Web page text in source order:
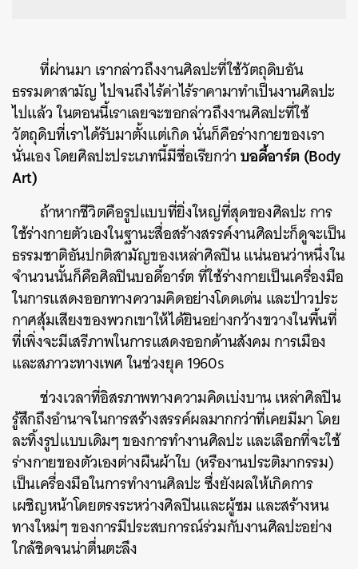
ที่ผ่านมา เรากล่าวถึงงานศิลปะที่ใช้วัตถุดิบอัน
ธรรมดาสามัญ ไปจนถึงไร้ค่าไร้ราคามาทำเป็นงานศิลปะ
ไปแล้ว ในตอนนี้เราเลยจะขอกล่าวถึงงานศิลปะที่ใช้
วัตถุดิบที่เราได้รับมาตั้งแต่เกิด นั่นก็คือร่างกายของเรา
นั่นเอง โดยศิลปะประเภทนี้มีชื่อเรียกว่าบอดี้อาร์ต (Body
Art)
ถ้าหากชีวิตคือรูปแบบที่ยิ่งใหญ่ที่สุดของศิลปะ การ
ใช้ร่างกายตัวเองในฐานะสื่อสร้างสรรค์งานศิลปะก็ดูจะเป็น
ธรรมชาติอันปกติสามัญของเหล่าศิลปิน แน่นอนว่าหนึ่งใน
จำนวนนั้นก็คือศิลปินบอดี้อาร์ต ที่ใช้ร่างกายเป็นเครื่องมือ
ในการแสดงออกทางความคิดอย่างโดดเด่น และป่าวประ
กาศสุ้มเสียงของพวกเขาให้ได้ยินอย่างกว้างขวางในพื้นที่
ที่เพิ่งจะมีเสรีภาพในการแสดงออกด้านสังคม การเมือง
และสภาวะทางเพศ ในช่วงยุค 1960s
ช่วงเวลาที่อิสรภาพทางความคิดเบ่งบาน เหล่าศิลปิน
รู้สึกถึงอำนาจในการสร้างสรรค์ผลมากกว่าที่เคยมีมา โดย
ละทิ้งรูปแบบเดิมๆ ของการทำงานศิลปะ และเลือกที่จะใช้
ร่างกายของตัวเองต่างผืนผ้าใบ (หรืองานประติมากรรม)
เป็นเครื่องมือในการทำงานศิลปะ ซึ่งยังผลให้เกิดการ
เผชิญหน้าโดยตรงระหว่างศิลปินและผู้ชม และสร้างหน
ทางใหม่ๆ ของการมีประสบการณ์ร่วมกับงานศิลปะอย่าง
ใกล้ชิดจนน่าตื่นตะลึง